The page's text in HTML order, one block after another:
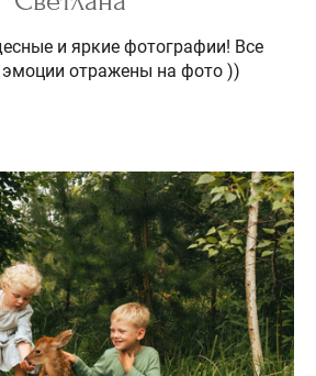
и яркие фотографии! Все
эмоции отражены на фото ))